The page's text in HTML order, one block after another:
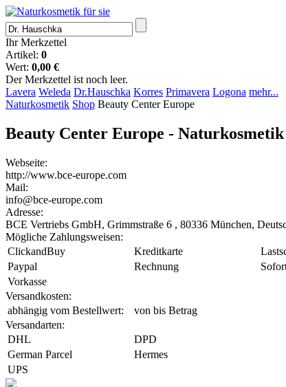
Ihr Merkzettel
Artikel: 0
Wert: 0,00 €
Der Merkzettel ist noch leer.
Lavera Weleda Dr.Hauschka Korres Primavera Logona mehr...
Naturkosmetik Shop Beauty Center Europe
Beauty Center Europe - Naturkosmetik
Webseite:
http://www.bce-europe.com
Mail:
info@bce-europe.com
Adresse:
BCE Vertriebs GmbH, Grimmstraße 6 , 80336 München,
Mögliche Zahlungsweisen:
ClickandBuy
Kreditkarte
Paypal
Rechnung
Vorkasse
Versandkosten:
abhängig vom Bestellwert:
von bis Betrag
Versandarten:
DHL
DPD
German Parcel
Hermes
UPS